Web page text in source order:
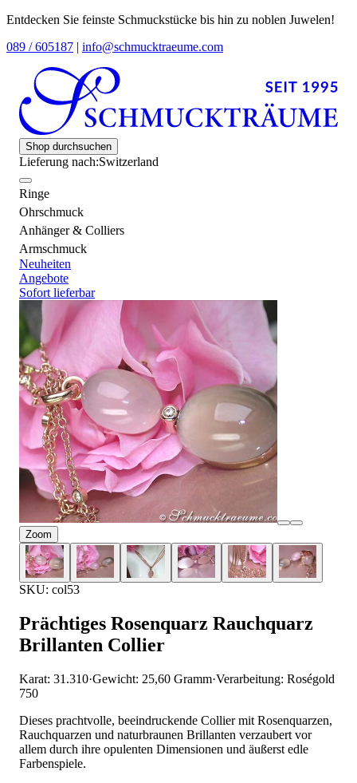
Entdecken Sie feinste Schmuckstücke bis hin zu noblen Juwelen!
089 / 605187 | info@schmucktraeume.com
Shop durchsuchen
Lieferung nach:Switzerland
Ringe
Ohrschmuck
Anhänger & Colliers
Armschmuck
Neuheiten
Angebote
Sofort lieferbar
Zoom
SKU: col53
Prächtiges Rosenquarz Rauchquarz
Brillanten Collier
Karat: 31.310·Gewicht: 25,60 Gramm·Verarbeitung: Roségold
750
Dieses prachtvolle, beeindruckende Collier mit Rosenquarzen,
Rauchquarzen und naturbraunen Brillanten verzaubert vor
allem durch ihre opulenten Dimensionen und äußerst edle
Farbenspiele.